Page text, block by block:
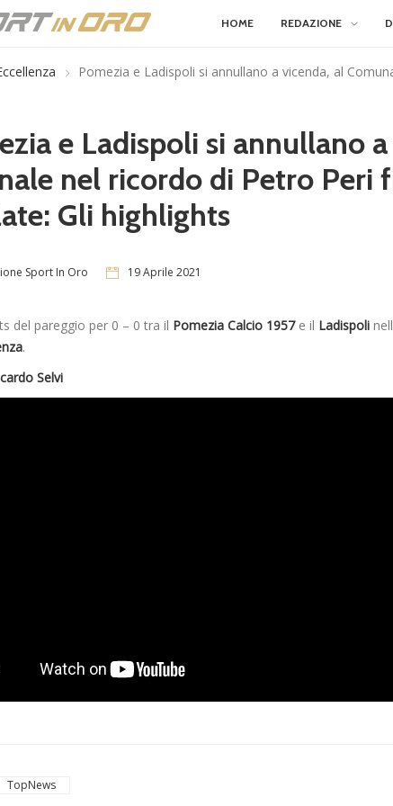
HOME REDAZIONE
Pomezia e Ladispoli si annullano a vicenda, al
e Ladispoli si annullano
nel ricordo di Petro Peri
Gli highlights
Sport In Oro 19 Aprile 2021
del pareggio per 0 – 0 tra il Pomezia Calcio 1957e il Ladispoli
.
Selvi
TopNews
to